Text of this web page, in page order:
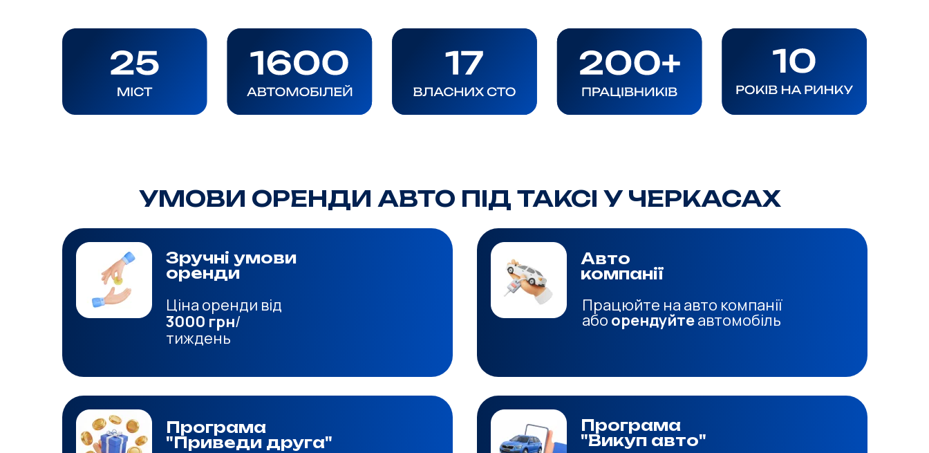
Програма
"Викуп авто"
Програма
"Приведи друга"
Працюйте на авто компанії
або орендуйтеавтомобіль
Авто
компанії
Ціна оренди від
3000 грн/
тиждень
Зручні умови
оренди
УМОВИ ОРЕНДИ АВТО ПІД ТАКСІ У ЧЕРКАСАХ